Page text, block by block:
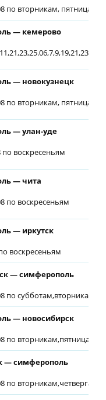
по вторникам, пятницам;
— кемерово
— новокузнецк
по вторникам, пятницам;
— улан-уде
по воскресеньям
— чита
по воскресеньям
— иркутск
воскресеньям
— симферополь
по субботам,вторникам
— новосибирск
по вторникам,пятницам
— симферополь
по